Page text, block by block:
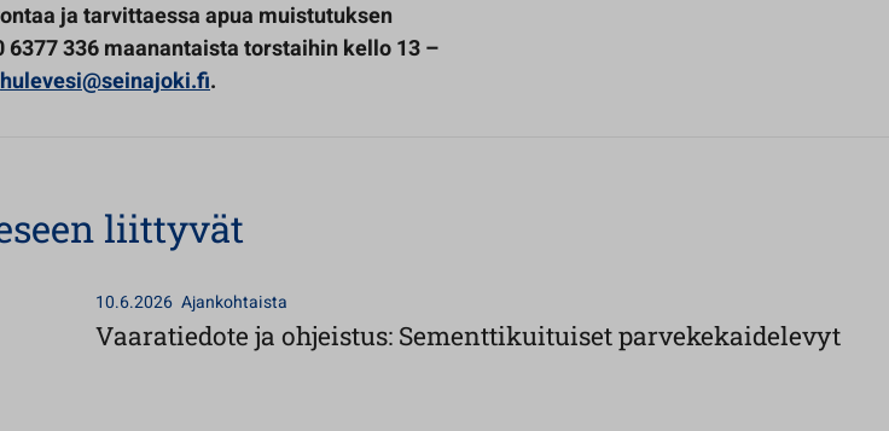
ja tarvittaessa apua muistutuksen
336 maanantaista torstaihin kello 13 –
hulevesi@seinajoki.fi.
liittyvät
10.6.2026 Ajankohtaista
Vaaratiedote ja ohjeistus: Sementtikuituiset parvekekaidelevyt